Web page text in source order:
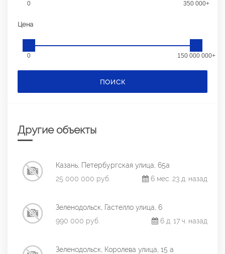
0 350 000+
Цена
0 150 000 000+
ПОИСК
Другие объекты
Казань, Петербургская улица, 65а
25 000 000 руб.
6 мес. 23 д. назад
Зеленодольск, Гастелло улица, 6
990 000 руб.
6 д. 17 ч. назад
Зеленодольск, Королева улица, 15 а